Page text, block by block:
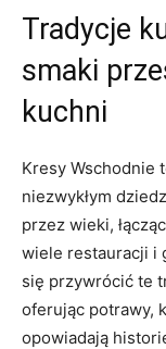
Tradycje
smaki
kuchni
Kresy Wschodnie
niezwykłym
przez wieki,
wiele restauracji i
się przywrócić te
oferując potrawy,
opowiadają